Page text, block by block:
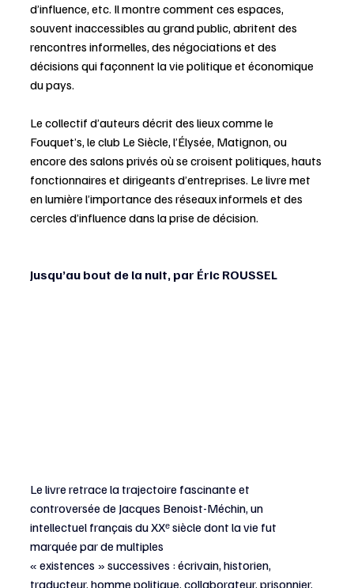
d’influence, etc. Il montre comment ces espaces,
souvent inaccessibles au grand public, abritent des
rencontres informelles, des négociations et des
décisions qui façonnent la vie politique et économique
du pays.
Le collectif d’auteurs décrit des lieux comme le
Fouquet’s, le club Le Siècle, l’Élysée, Matignon, ou
encore des salons privés où se croisent politiques, hauts
fonctionnaires et dirigeants d’entreprises. Le livre met
en lumière l’importance des réseaux informels et des
cercles d’influence dans la prise de décision.
Jusqu’au bout de la nuit, par Éric ROUSSEL
Le livre retrace la trajectoire fascinante et
controversée de Jacques Benoist-Méchin, un
intellectuel français du XXᵉ siècle dont la vie fut
marquée par de multiples
« existences » successives : écrivain, historien,
traducteur, homme politique, collaborateur, prisonnier,